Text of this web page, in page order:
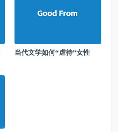
当代文学如何“虐待”女性